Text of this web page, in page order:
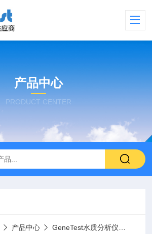
产品中心
PRODUCT CENTER
产品中心 GeneTest水质分析仪